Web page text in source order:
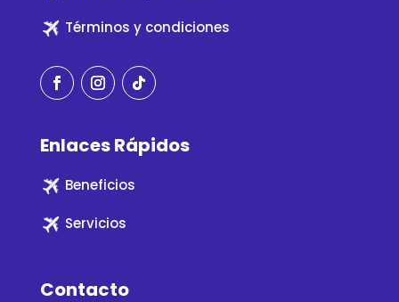
Términos y condiciones
Enlaces Rápidos
Beneficios
Servicios
Contacto